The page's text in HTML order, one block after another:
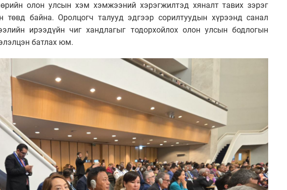
олон улсын хэм хэмжээний хэрэгжилтэд хяналт тавих зэрэг
төвд байна. Оролцогч талууд эдгээр сорилтуудын хүрээнд санал
ирээдүйн чиг хандлагыг тодорхойлох олон улсын бодлогын
батлах юм.